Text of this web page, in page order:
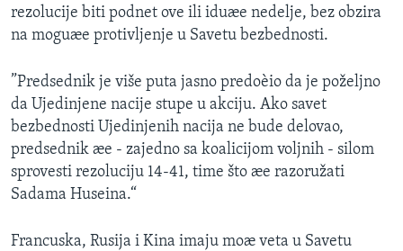
DRUŠTVO
INTERVJU
rezolucije biti podnet ove ili iduæe nedelje, bez obzira
na moguæe protivljenje u Savetu bezbednosti.
”Predsednik je više puta jasno predoèio da je poželjno
da Ujedinjene nacije stupe u akciju. Ako savet
bezbednosti Ujedinjenih nacija ne bude delovao,
predsednik æe - zajedno sa koalicijom voljnih - silom
sprovesti rezoluciju 14-41, time što æe razoružati
Sadama Huseina.“
Francuska, Rusija i Kina imaju moæ veta u Savetu